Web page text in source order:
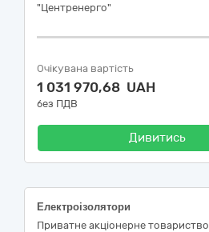
"Центренерго"
Очікувана вартість
1 031 970,68 UAH
без ПДВ
Дивитись
Електроізолятори
Приватне акціонерне товариство